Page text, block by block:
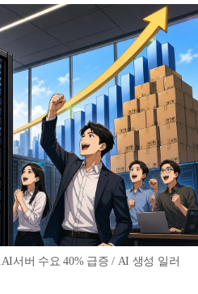
서버 수요 40% 급증 / AI 생성 일러